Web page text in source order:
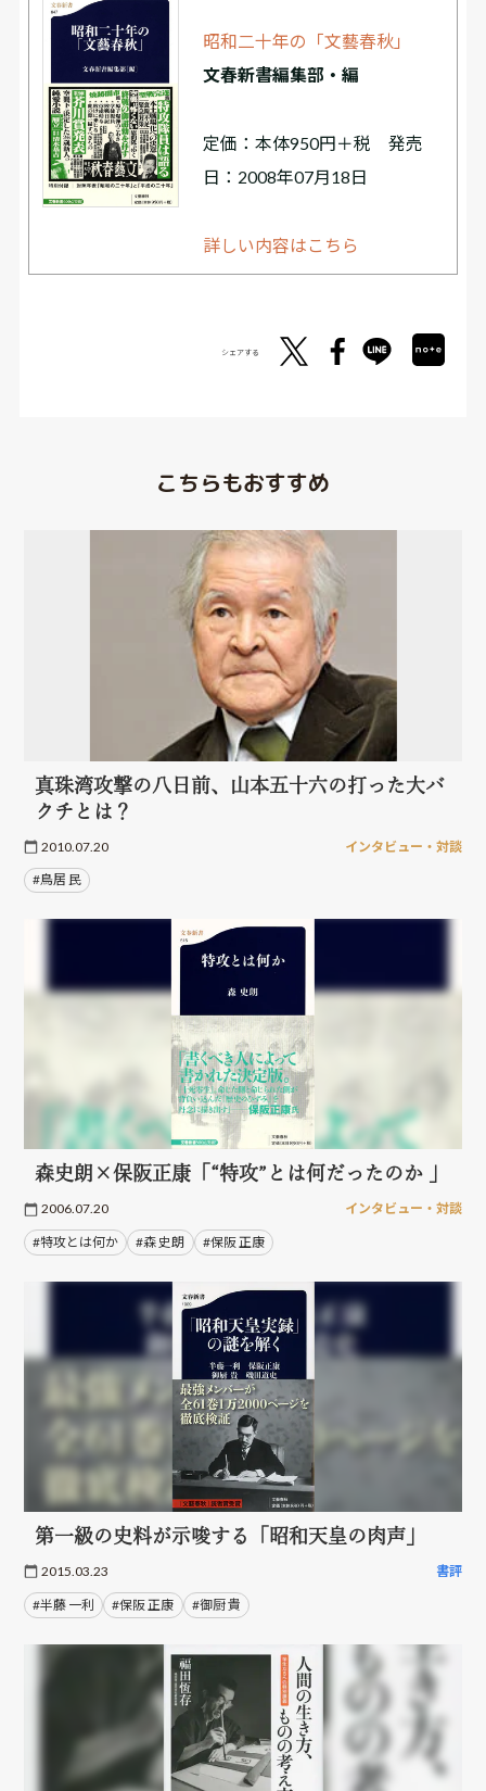
昭和二十年の「文藝春秋」
文春新書編集部・編
定価：本体950円＋税 発売
日：2008年07月18日
詳しい内容はこちら
シェアする
こちらもおすすめ
真珠湾攻撃の八日前、山本五十六の打った大バ
クチとは？
2010.07.20 インタビュー・対談
#鳥居 民
森史朗×保阪正康「“特攻”とは何だったのか 」
2006.07.20 インタビュー・対談
#特攻とは何か #森 史朗 #保阪 正康
第一級の史料が示唆する「昭和天皇の肉声」
2015.03.23 書評
#半藤 一利 #保阪 正康 #御厨 貴